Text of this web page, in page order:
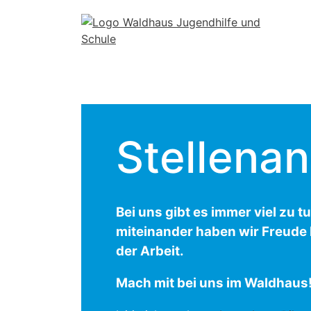
Bei uns gibt es immer viel zu
miteinander haben wir Freude
der Arbeit.
Mach mit bei uns im Waldhaus!